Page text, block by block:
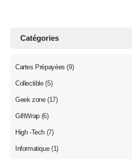
Catégories
Cartes Prépayées (9)
Collectible (5)
Geek zone (17)
GiftWrap (6)
High -Tech (7)
Informatique (1)